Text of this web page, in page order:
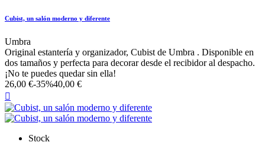
Cubist, un salón moderno y diferente
Umbra
Original estantería y organizador, Cubist de Umbra . Disponible en
dos tamaños y perfecta para decorar desde el recibidor al despacho.
¡No te puedes quedar sin ella!
26,00 €-35%40,00 €

Stock